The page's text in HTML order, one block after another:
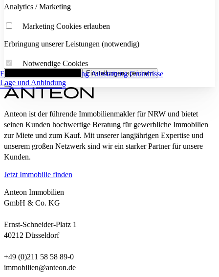
Eckdaten FlächenaufstellungAusstattungGrundrisse
Lage und Anbindung
Analytics / Marketing
Marketing Cookies erlauben
Erbringung unserer Leistungen (notwendig)
Notwendige Cookies
Einstellungen speichern
Anteon ist der führende Immobilienmakler für NRW und bietet
seinen Kunden hochwertige Beratung für gewerbliche Immobilien
zur Miete und zum Kauf. Mit unserer langjährigen Expertise und
unserem großen Netzwerk sind wir ein starker Partner für unsere
Kunden.
Jetzt Immobilie finden
Anteon Immobilien
GmbH & Co. KG
Ernst-Schneider-Platz 1
40212 Düsseldorf
+49 (0)211 58 58 89-0
immobilien@anteon.de